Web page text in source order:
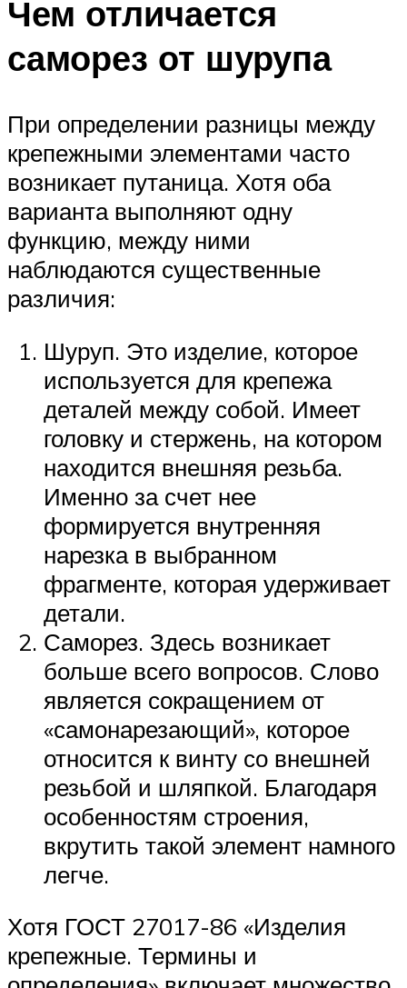
Чем отличается
саморез от шурупа
При определении разницы между
крепежными элементами часто
возникает путаница. Хотя оба
варианта выполняют одну
функцию, между ними
наблюдаются существенные
различия:
Шуруп. Это изделие, которое
используется для крепежа
деталей между собой. Имеет
головку и стержень, на котором
находится внешняя резьба.
Именно за счет нее
формируется внутренняя
нарезка в выбранном
фрагменте, которая удерживает
детали.
Саморез. Здесь возникает
больше всего вопросов. Слово
является сокращением от
«самонарезающий», которое
относится к винту со внешней
резьбой и шляпкой. Благодаря
особенностям строения,
вкрутить такой элемент намного
легче.
Хотя ГОСТ 27017-86 «Изделия
крепежные. Термины и